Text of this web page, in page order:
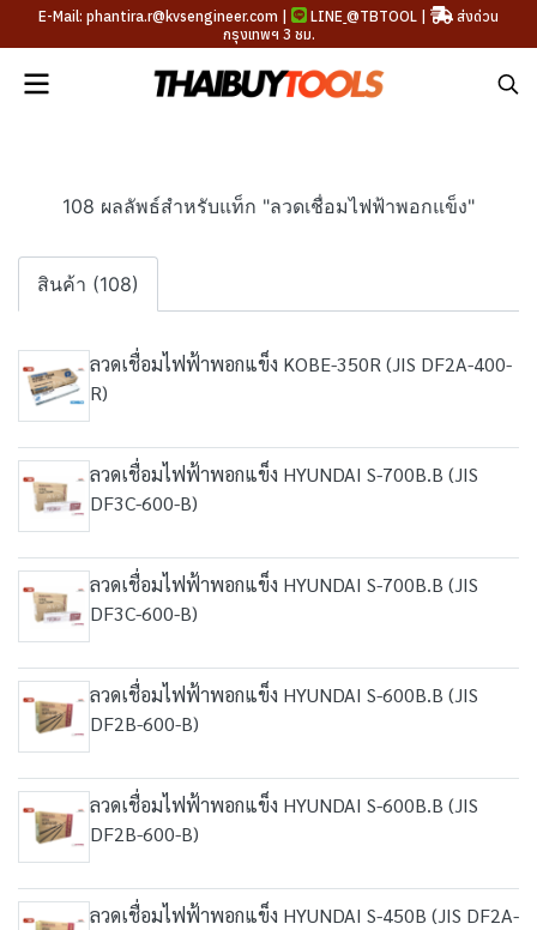
E-Mail: phantira.r@kvsengineer.com | LINE @TBTOOL |
ส่งด่วน
กรุงเทพฯ 3 ชม.
108 ผลลัพธ์สำหรับแท็ก "ลวดเชื่อมไฟฟ้าพอกแข็ง"
สินค้า (108)
ลวดเชื่อมไฟฟ้าพอกแข็ง KOBE-350R (JIS DF2A-400-
R)
ลวดเชื่อมไฟฟ้าพอกแข็ง HYUNDAI S-700B.B (JIS
DF3C-600-B)
ลวดเชื่อมไฟฟ้าพอกแข็ง HYUNDAI S-700B.B (JIS
DF3C-600-B)
ลวดเชื่อมไฟฟ้าพอกแข็ง HYUNDAI S-600B.B (JIS
DF2B-600-B)
ลวดเชื่อมไฟฟ้าพอกแข็ง HYUNDAI S-600B.B (JIS
DF2B-600-B)
ลวดเชื่อมไฟฟ้าพอกแข็ง HYUNDAI S-450B (JIS DF2A-